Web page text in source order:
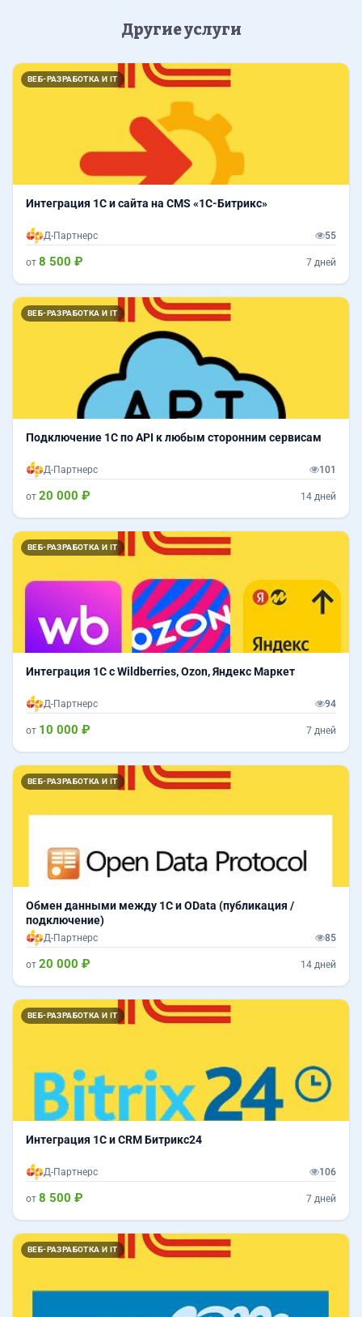
Другие услуги
ВЕБ-РАЗРАБОТКА И IT
Интеграция 1С и сайта на CMS «1С-Битрикс»
Д-Партнерс 55
от 8 500 ₽ 7 дней
ВЕБ-РАЗРАБОТКА И IT
Подключение 1С по API к любым сторонним сервисам
Д-Партнерс 101
от 20 000 ₽ 14 дней
ВЕБ-РАЗРАБОТКА И IT
Интеграция 1С с Wildberries, Ozon, Яндекс Маркет
Д-Партнерс 94
от 10 000 ₽ 7 дней
ВЕБ-РАЗРАБОТКА И IT
Обмен данными между 1С и OData (публикация /
подключение)
Д-Партнерс 85
от 20 000 ₽ 14 дней
ВЕБ-РАЗРАБОТКА И IT
Интеграция 1С и CRM Битрикс24
Д-Партнерс 106
от 8 500 ₽ 7 дней
ВЕБ-РАЗРАБОТКА И IT